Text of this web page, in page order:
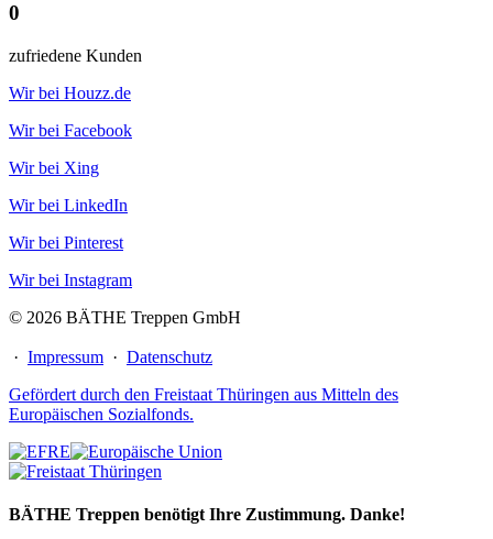
0
zufriedene Kunden
Wir bei Houzz.de
Wir bei Facebook
Wir bei Xing
Wir bei LinkedIn
Wir bei Pinterest
Wir bei Instagram
© 2026 BÄTHE Treppen GmbH
· Impressum · Datenschutz
Gefördert durch den Freistaat Thüringen aus Mitteln des
Europäischen Sozialfonds.
BÄTHE Treppen benötigt Ihre Zustimmung. Danke!